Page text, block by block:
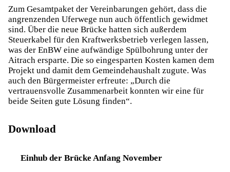
Zum Gesamtpaket der Vereinbarungen gehört, dass die
angrenzenden Uferwege nun auch öffentlich gewidmet
sind. Über die neue Brücke hatten sich außerdem
Steuerkabel für den Kraftwerksbetrieb verlegen lassen,
was der EnBW eine aufwändige Spülbohrung unter der
Aitrach ersparte. Die so eingesparten Kosten kamen dem
Projekt und damit dem Gemeindehaushalt zugute. Was
auch den Bürgermeister erfreute: „Durch die
vertrauensvolle Zusammenarbeit konnten wir eine für
beide Seiten gute Lösung finden“.
Download
Einhub der Brücke Anfang November